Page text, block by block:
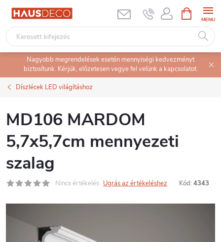
Ugrás
tartalomhoz
KOSÁR
Nagyobb megrendelések esetén mennyiségi kedvezményt
biztosítunk. Kérjük, előzetesen vegye fel velünk a kapcsolatot.
Díszlécek LED világításhoz
MD106 MARDOM
5,7x5,7cm mennyezeti
szalag
Nincs értékelés Ugrás az értékeléshez Kód: 4343